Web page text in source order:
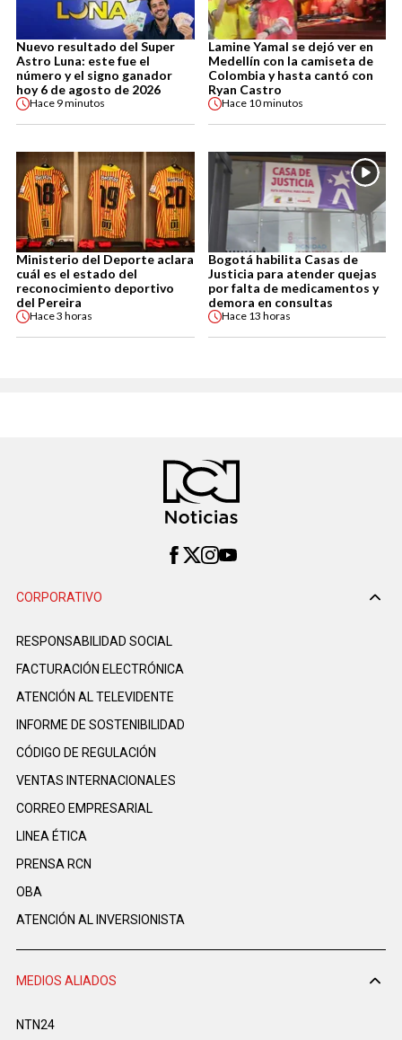
Nuevo resultado del Super
Astro Luna: este fue el
número y el signo ganador
hoy 6 de agosto de 2026
Hace 9 minutos
Lamine Yamal se dejó ver en
Medellín con la camiseta de
Colombia y hasta cantó con
Ryan Castro
Hace 10 minutos
Ministerio del Deporte aclara
cuál es el estado del
reconocimiento deportivo
del Pereira
Hace3 horas
Bogotá habilita Casas de
Justicia para atender quejas
por falta de medicamentos y
demora en consultas
Hace 13 horas
CORPORATIVO
RESPONSABILIDAD SOCIAL
FACTURACIÓN ELECTRÓNICA
ATENCIÓN AL TELEVIDENTE
INFORME DE SOSTENIBILIDAD
CÓDIGO DE REGULACIÓN
VENTAS INTERNACIONALES
CORREO EMPRESARIAL
LINEA ÉTICA
PRENSA RCN
OBA
ATENCIÓN AL INVERSIONISTA
MEDIOS ALIADOS
NTN24